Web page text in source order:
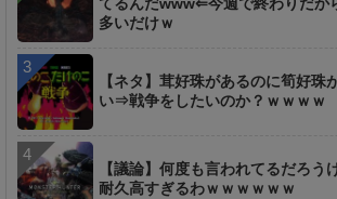
多いだけｗ
【ネタ】茸好珠があるのに筍好珠
い⇒戦争をしたいのか？ｗｗｗｗ
【議論】何度も言われてるだろう
耐久高すぎるわｗｗｗｗｗｗ